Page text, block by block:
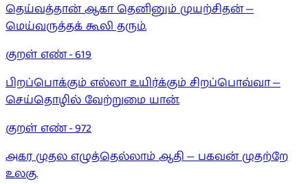
தெய்வத்தான் ஆகா தெனினும் முயற்சிதன் —
மெய்வருத்தக் கூலி தரும்.
குறள் எண் -619
பிறப்பொக்கும் எல்லா உயிர்க்கும் சிறப்பொவ்வா —
செய்தொழில் வேற்றுமை யான்.
குறள் எண் -972
அகர முதல எழுத்தெல்லாம் ஆதி — பகவன் முதற்றே
உலகு.